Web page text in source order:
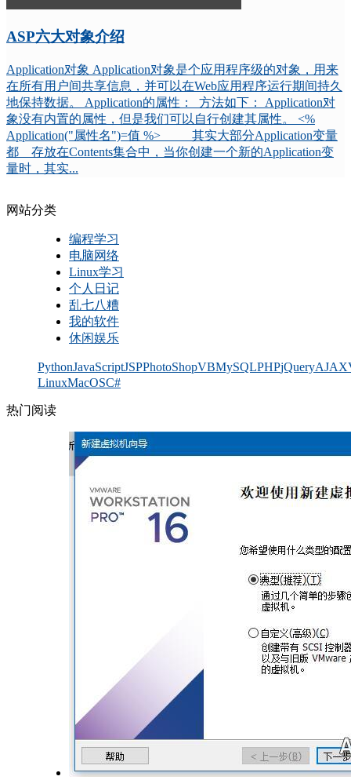
ASP六大对象介绍
Application对象 Application对象是个应用程序级的对象，用来
在所有用户间共享信息，并可以在Web应用程序运行期间持久
地保持数据。 Application的属性： 方法如下： Application对
象没有内置的属性，但是我们可以自行创建其属性。 <%
Application("属性名")=值 %> 其实大部分Application变量
都 存放在Contents集合中，当你创建一个新的Application变
量时，其实...
网站分类
编程学习
电脑网络
Linux学习
个人日记
乱七八糟
我的软件
休闲娱乐
PythonJavaScriptJSPPhotoShopVBMySQLPHPjQueryAJAX
LinuxMacOSC#
热门阅读